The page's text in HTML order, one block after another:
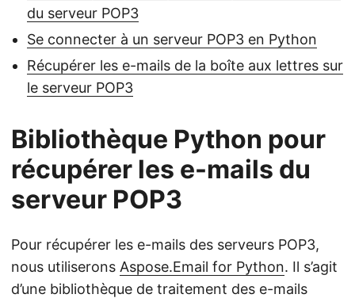
du serveur POP3
Se connecter à un serveur POP3 en Python
Récupérer les e-mails de la boîte aux lettres sur
le serveur POP3
Bibliothèque Python pour
récupérer les e-mails du
serveur POP3
Pour récupérer les e-mails des serveurs POP3,
nous utiliserons Aspose.Email for Python. Il s’agit
d’une bibliothèque de traitement des e-mails